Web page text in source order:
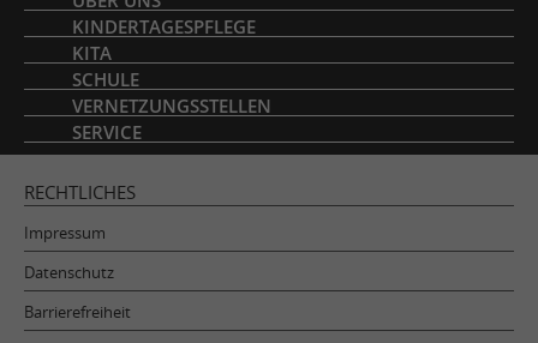
KINDERTAGESPFLEGE
KITA
SCHULE
VERNETZUNGSSTELLEN
SERVICE
RECHTLICHES
Impressum
Datenschutz
Barrierefreiheit